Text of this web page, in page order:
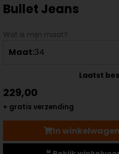
Bullet Jeans
Wat is mijn maat?
Maat:34
Laatst
229,00
+ gratis verzending
In winkelwagen